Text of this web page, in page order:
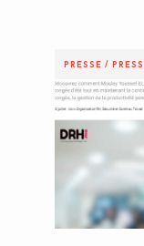
PRESSE / PRESS